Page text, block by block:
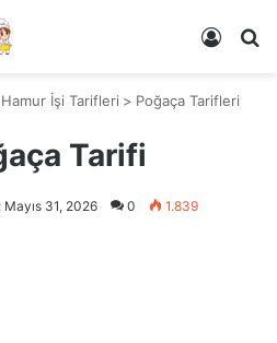
Kayıt
Hamur İşi Tarifleri > Poğaça Tarifleri
Tarifi
31, 2026 0 1.839